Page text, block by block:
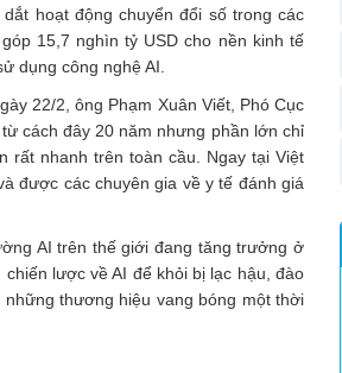
hoạt động chuyển đổi số trong các
15,7 nghìn tỷ USD cho nền kinh tế
dụng công nghệ AI.
22/2, ông Phạm Xuân Viết, Phó Cục
cách đây 20 năm nhưng phần lớn chỉ
rất nhanh trên toàn cầu. Ngay tại Việt
được các chuyên gia về y tế đánh giá
AI trên thế giới đang tăng trưởng ở
lược về AI để khỏi bị lạc hậu, đào
thương hiệu vang bóng một thời